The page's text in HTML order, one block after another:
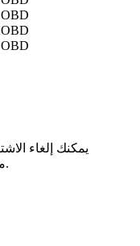
يمكنك إلغاء
معلومات الاتصال لدينا في الإشعار القانوني.